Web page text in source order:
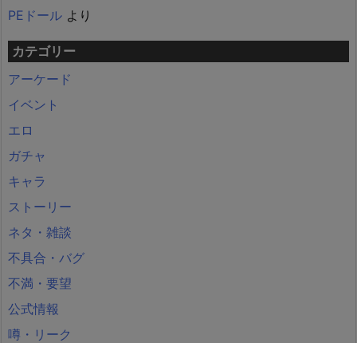
PEドール より
カテゴリー
アーケード
イベント
エロ
ガチャ
キャラ
ストーリー
ネタ・雑談
不具合・バグ
不満・要望
公式情報
噂・リーク